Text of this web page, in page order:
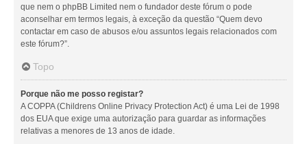
que nem o phpBB Limited nem o fundador deste fórum o pode
aconselhar em termos legais, à exceção da questão “Quem devo
contactar em caso de abusos e/ou assuntos legais relacionados com
este fórum?”.
Topo
Porque não me posso registar?
A COPPA (Childrens Online Privacy Protection Act) é uma Lei de 1998
dos EUA que exige uma autorização para guardar as informações
relativas a menores de 13 anos de idade.